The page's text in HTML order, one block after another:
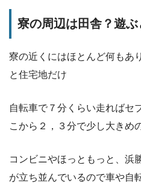
寮の周辺は田舎？遊
寮の近くにはほとんど何もあ
と住宅地だけ
自転車で７分くらい走ればセ
こから２，３分で少し大きめ
コンビニやほっともっと、浜
が立ち並んでいるので車や自